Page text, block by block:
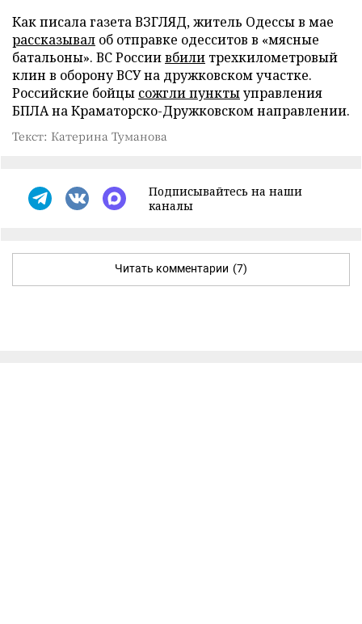
Как писала газета ВЗГЛЯД, житель Одессы в мае
рассказывал об отправке одесситов в «мясные
батальоны». ВС Россиивбили трехкилометровый
клин в оборону ВСУ на дружковском участке.
Российские бойцы сожгли пунктыуправления
БПЛА на Краматорско-Дружковском направлении.
Текст: Катерина Туманова
Подписывайтесь на наши
каналы
Читать комментарии (7)